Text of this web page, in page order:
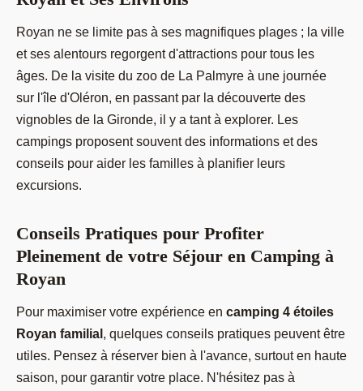
Royan ne se limite pas à ses magnifiques plages ; la ville
et ses alentours regorgent d'attractions pour tous les
âges. De la visite du zoo de La Palmyre à une journée
sur l'île d'Oléron, en passant par la découverte des
vignobles de la Gironde, il y a tant à explorer. Les
campings proposent souvent des informations et des
conseils pour aider les familles à planifier leurs
excursions.
Conseils Pratiques pour Profiter
Pleinement de votre Séjour en Camping à
Royan
Pour maximiser votre expérience en camping 4 étoiles
Royan familial , quelques conseils pratiques peuvent être
utiles. Pensez à réserver bien à l'avance, surtout en haute
saison, pour garantir votre place. N'hésitez pas à